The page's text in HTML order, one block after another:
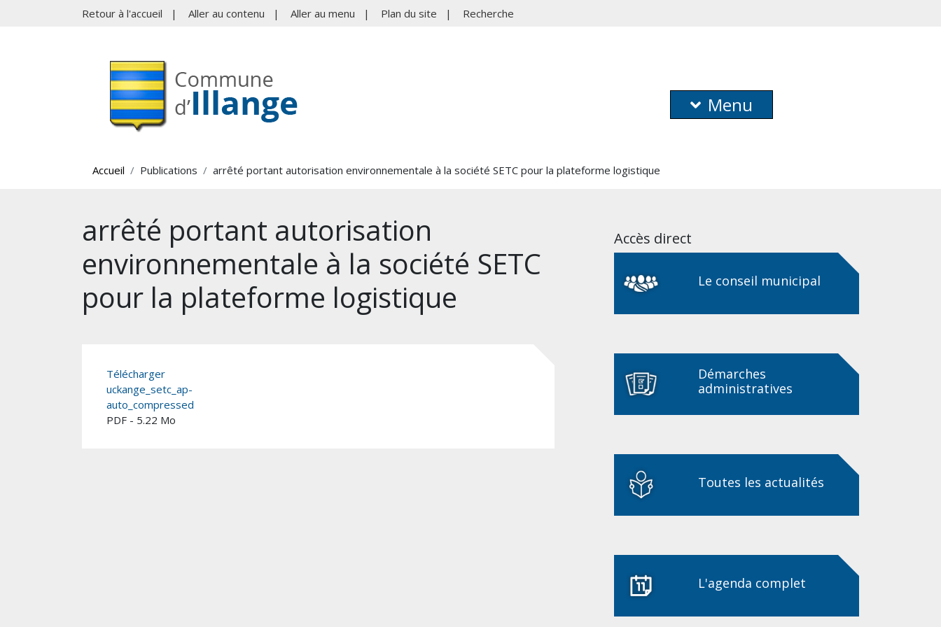
Retour à l'accueil | Aller au contenu | Aller au menu | Plan du site | Recherche
Menu
Accueil Publications arrêté portant autorisation environnementale à la société SETC pour la plateforme logistique
arrêté portant autorisation
environnementale à la société SETC
pour la plateforme logistique
Télécharger
uckange_setc_ap-
auto_compressed
PDF - 5.22 Mo
Accès direct
Le conseil municipal
Démarches
administratives
Toutes les actualités
L'agenda complet